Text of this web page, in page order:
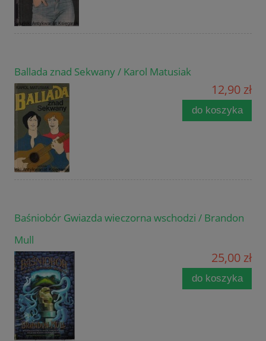
Ballada znad Sekwany / Karol Matusiak
12,90 zł
do koszyka
Baśniobór Gwiazda wieczorna wschodzi / Brandon
Mull
25,00 zł
do koszyka